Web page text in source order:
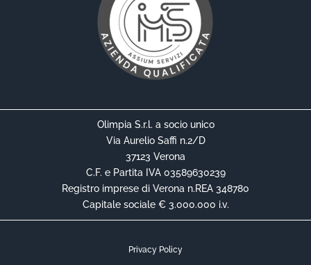
Olimpia S.r.l. a socio unico
Via Aurelio Saffi n.2/D
37123 Verona
C.F. e Partita IVA 03589630239
Registro imprese di Verona n.REA 348780
Capitale sociale € 3.000.000 i.v.
Privacy Policy